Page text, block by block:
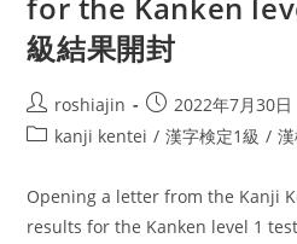
回
し
た
国
人
漢
定
1
（漢
検
級結果開封
Post
author:
roshiajin
Post
published:
2022年7月30日
Postkanji kentei / 漢字検定1級 /
Opening a letter from the Kanji
results for the Kanken level 1